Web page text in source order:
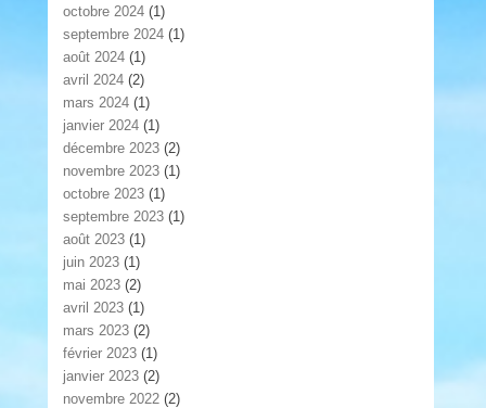
octobre 2024 (1)
septembre 2024 (1)
août 2024 (1)
avril 2024 (2)
mars 2024 (1)
janvier 2024 (1)
décembre 2023 (2)
novembre 2023 (1)
octobre 2023 (1)
septembre 2023 (1)
août 2023 (1)
juin 2023 (1)
mai 2023 (2)
avril 2023 (1)
mars 2023 (2)
février 2023 (1)
janvier 2023 (2)
novembre 2022 (2)